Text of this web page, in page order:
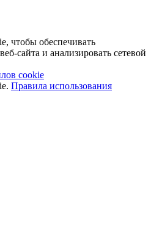
чтобы обеспечивать
сайта и анализировать сетевой
cookie
Правила использования